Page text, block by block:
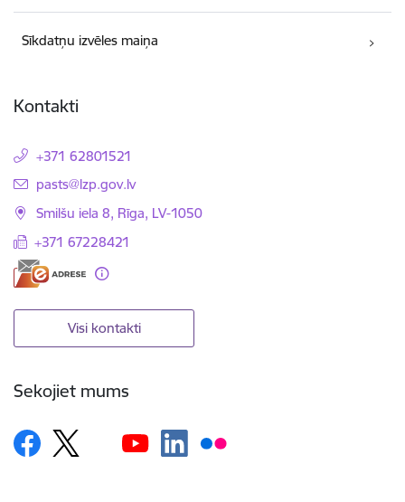
Sīkdatņu izvēles maiņa
Kontakti
+371 62801521
E-pasts:
pasts@lzp.gov.lv
Smilšu iela 8, Rīga, LV-1050
+371 67228421
Visi kontakti
Sekojiet mums